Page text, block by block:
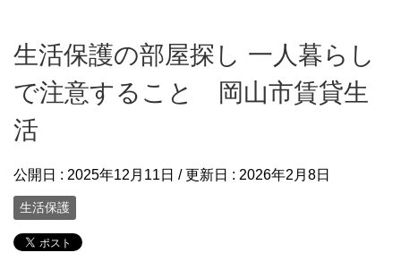
生活保護の部屋探し 一人暮らし
で注意すること 岡山市賃貸生
活
公開日 : 2025年12月11日 / 更新日 : 2026年2月8日
生活保護